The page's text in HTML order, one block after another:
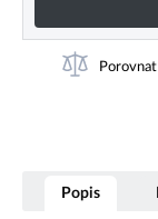
Porovnat
Popis